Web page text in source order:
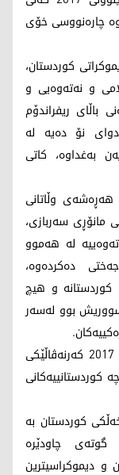
چارەنووسی خۆی
کوردستان،
و نەتەوەیی و
باڵای ریفراندۆم
نۆ دەیە لە
بەغداوە، کاتی
هەڕەشەی وڵاتانی
مانۆڕی سەربازی،
لە هەموو
دەکردەوە،
کوردستانە و هیچ
بوو لەسەر
ئەو سووربوونە وای کرد لە 25ی ئەیلوولی 2017 کەرنەڤاڵێکی
کوردستانییەکانی
بوو، زیاتر لە 92٪ـی خەڵکی کوردستان بە
چاودێرە
و دیموکراسیترین